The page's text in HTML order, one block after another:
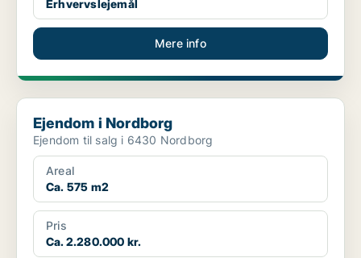
Erhvervslejemål
Mere info
Ejendom i Nordborg
Ejendom i Nordborg
Ejendom til salg i 6430 Nordborg
Areal
Ca. 575 m2
Pris
Ca. 2.280.000 kr.